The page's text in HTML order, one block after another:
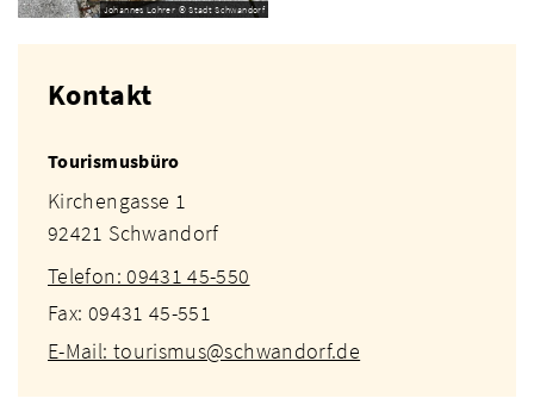
Johannes Lohrer © Stadt Schwandorf
Kontakt
Tourismusbüro
Kirchengasse 1
92421 Schwandorf
Telefon: 09431 45-550
Fax: 09431 45-551
E-Mail: tourismus@schwandorf.de